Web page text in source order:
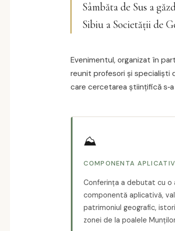
Sâmbăta de Sus a
Sibiu a Societății de
Evenimentul, organizat în
reunit profesori și specialiști
care cercetarea științifică
⛰
COMPONENTA
Conferința a debutat cu o
componentă aplicativă,
patrimoniul geografic,
zonei de la poalele